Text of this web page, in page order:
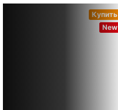
Купить
New